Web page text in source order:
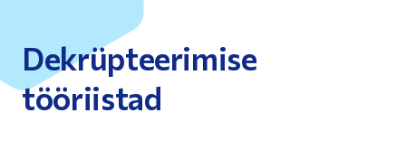
Dekrüpteerimise
tööriistad